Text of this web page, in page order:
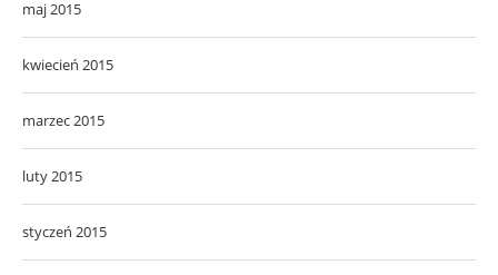
maj 2015
kwiecień 2015
marzec 2015
luty 2015
styczeń 2015